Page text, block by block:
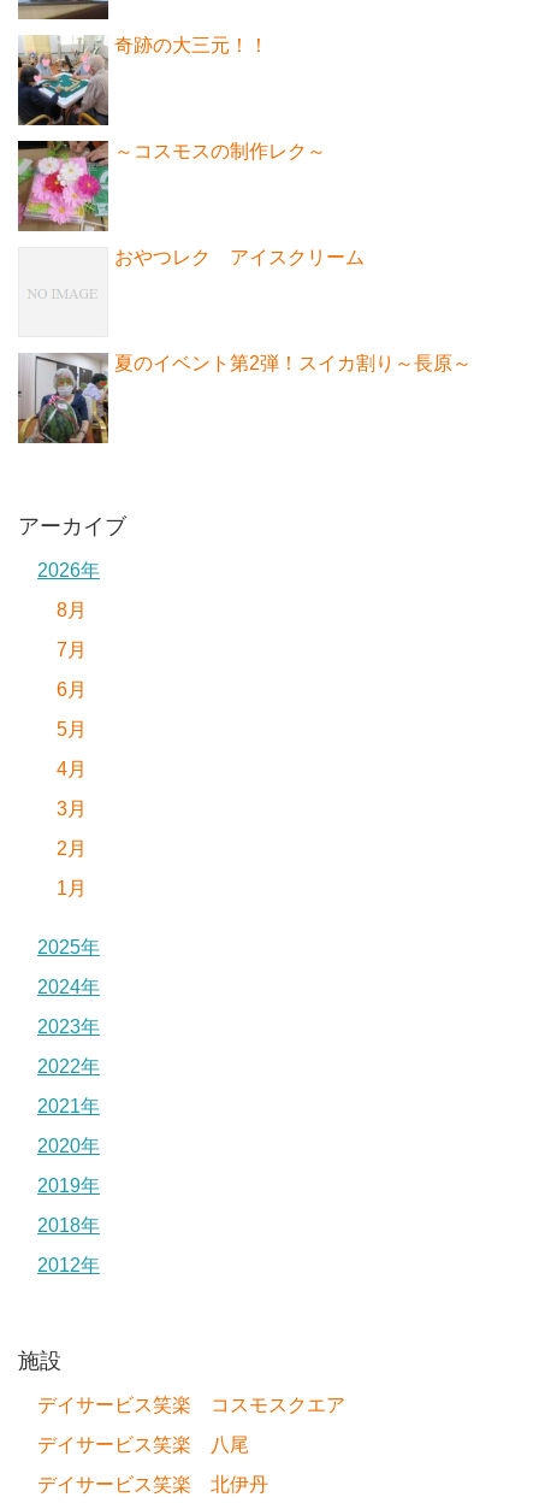
奇跡の大三元！！
～コスモスの制作レク～
おやつレク アイスクリーム
夏のイベント第2弾！スイカ割り～長原～
アーカイブ
2026年
8月
7月
6月
5月
4月
3月
2月
1月
2025年
2024年
2023年
2022年
2021年
2020年
2019年
2018年
2012年
施設
デイサービス笑楽 コスモスクエア
デイサービス笑楽 八尾
デイサービス笑楽 北伊丹